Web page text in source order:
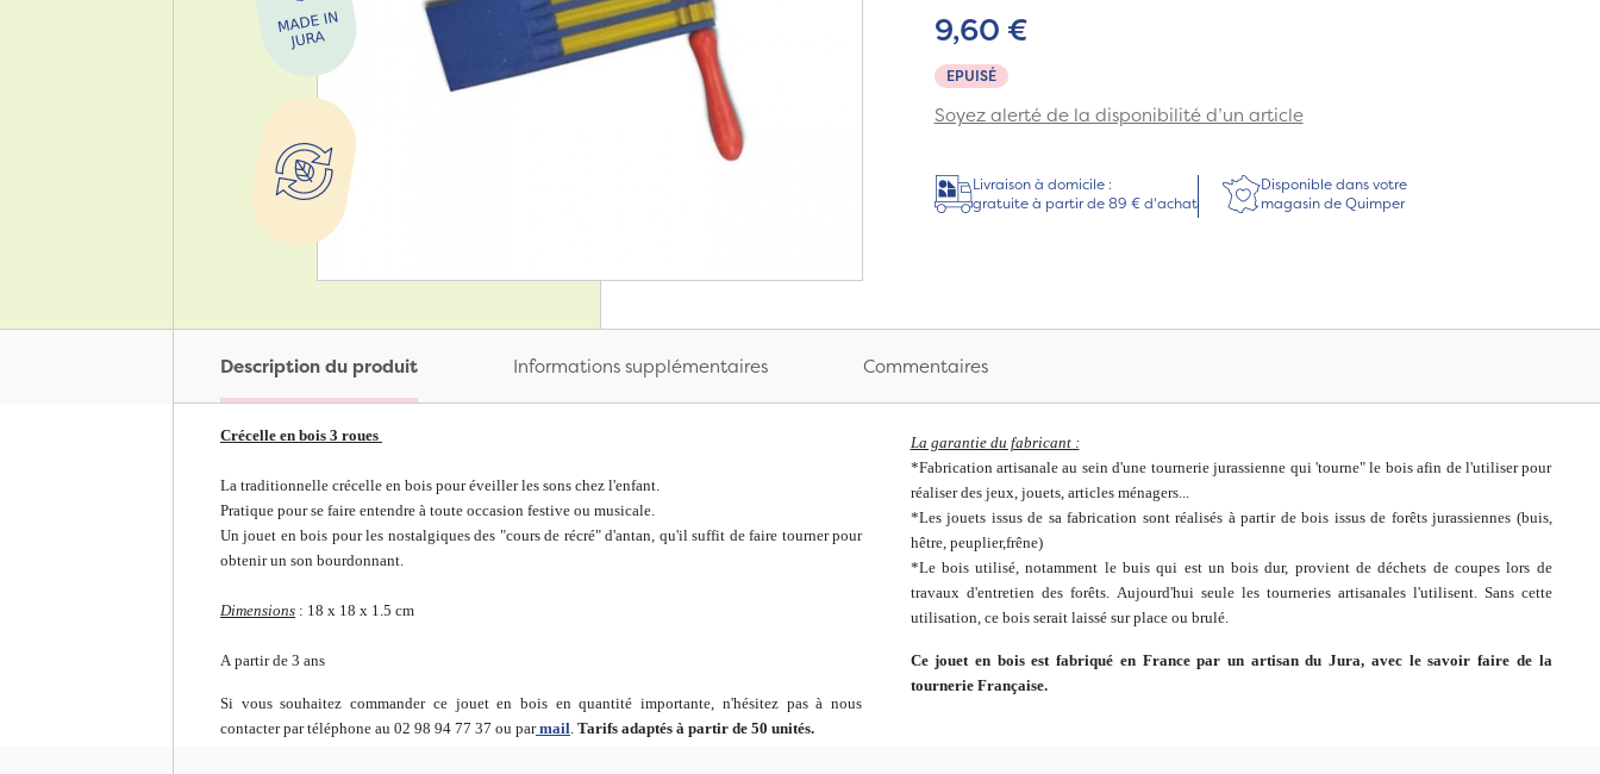
EPUISÉ
9,60 €
Soyez alerté de la disponibilité d’un article
Livraison à domicile :
gratuite à partir de 89 € d'achat
Disponible dans votre
magasin de Quimper
Description du produit Informations supplémentaires Commentaires
Crécelle en bois 3 roues
La traditionnelle crécelle en bois pour éveiller les sons chez l'enfant.
Pratique pour se faire entendre à toute occasion festive ou musicale.
Un jouet en bois pour les nostalgiques des "cours de récré" d'antan, qu'il suffit de faire tourner pour
obtenir un son bourdonnant.
Dimensions : 18 x 18 x 1.5 cm
A partir de 3 ans
Si vous souhaitez commander ce jouet en bois en quantité importante, n'hésitez pas à nous
contacter par téléphone au 02 98 94 77 37 ou parmail Tarifs adaptés à partir de 50 unités.
La garantie du fabricant :
*Fabrication artisanale au sein d'une tournerie jurassienne qui 'tourne" le bois afin de l'utiliser pour
réaliser des jeux, jouets, articles ménagers...
*Les jouets issus de sa fabrication sont réalisés à partir de bois issus de forêts jurassiennes (buis,
hêtre, peuplier,frêne)
*Le bois utilisé, notamment le buis qui est un bois dur, provient de déchets de coupes lors de
travaux d'entretien des forêts. Aujourd'hui seule les tourneries artisanales l'utilisent. Sans cette
utilisation, ce bois serait laissé sur place ou brulé.
Ce jouet en bois est fabriqué en France par un artisan du Jura, avec le savoir faire de la
tournerie Française.